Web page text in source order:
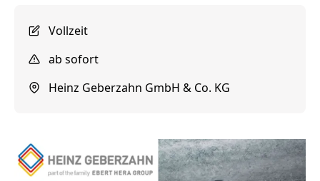
Jetzt Kontakt aufnehmen
Vollzeit
ab sofort
Heinz Geberzahn GmbH & Co. KG